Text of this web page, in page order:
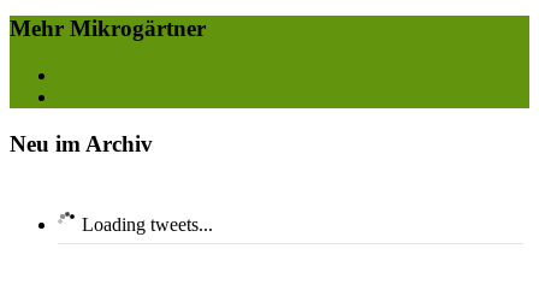
Mehr Mikrogärtner
Neu im Archiv
Loading tweets...